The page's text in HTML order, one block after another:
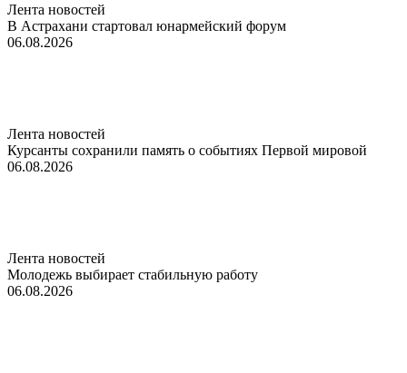
Лента новостей
В Астрахани стартовал юнармейский форум
06.08.2026
Лента новостей
Курсанты сохранили память о событиях Первой мировой
06.08.2026
Лента новостей
Молодежь выбирает стабильную работу
06.08.2026